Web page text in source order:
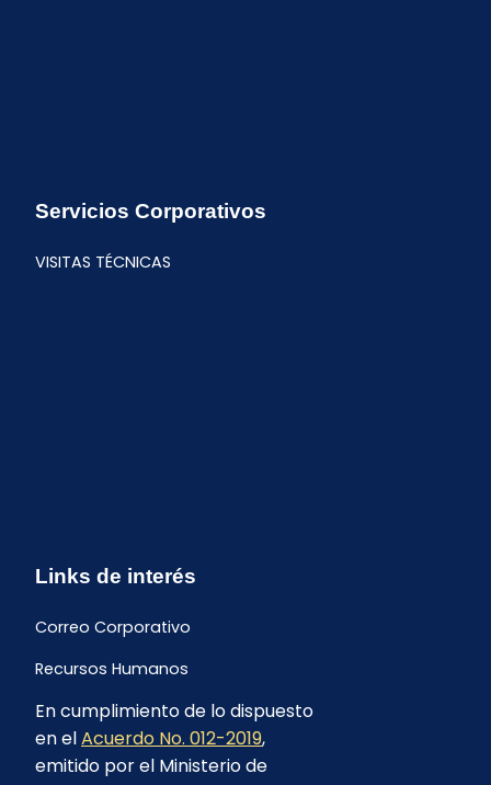
Servicios Corporativos
VISITAS TÉCNICAS
Links de interés
Correo Corporativo
Recursos Humanos
Buzón de quejas y sugerencias
Formulario Contrataciones
En cumplimiento de lo dispuesto
en elAcuerdo No. 012-2019,
emitido por el Ministerio de